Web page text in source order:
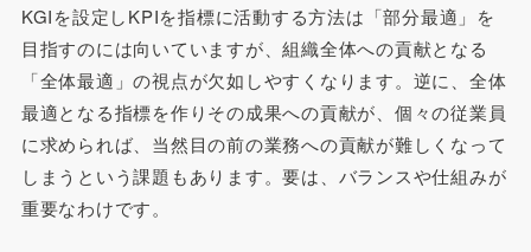
KGIを設定しKPIを指標に活動する方法は「部分最適」を
目指すのには向いていますが、組織全体への貢献となる
「全体最適」の視点が欠如しやすくなります。逆に、全体
最適となる指標を作りその成果への貢献が、個々の従業員
に求められば、当然目の前の業務への貢献が難しくなって
しまうという課題もあります。要は、バランスや仕組みが
重要なわけです。